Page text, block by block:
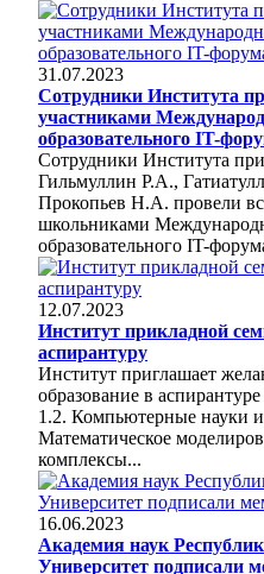
31.07.2023
Сотрудники Института
участниками
образовательного IT-
Сотрудники Института
Гильмуллин Р.А.,
Прокопьев Н.А. провели
школьниками
образовательного IT-
12.07.2023
Институт прикладной
аспирантуру
Институт приглашает
образование в
1.2. Компьютерные науки
Математическое
комплексы...
16.06.2023
Академия наук
Университет подписали